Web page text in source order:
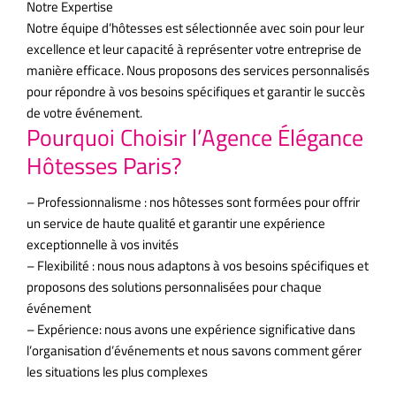
Notre Expertise
Notre équipe d’hôtesses est sélectionnée avec soin pour leur
excellence et leur capacité à représenter votre entreprise de
manière efficace. Nous proposons des services personnalisés
pour répondre à vos besoins spécifiques et garantir le succès
de votre événement.
Pourquoi Choisir l’Agence Élégance
Hôtesses Paris?
– Professionnalisme : nos hôtesses sont formées pour offrir
un service de haute qualité et garantir une expérience
exceptionnelle à vos invités
– Flexibilité : nous nous adaptons à vos besoins spécifiques et
proposons des solutions personnalisées pour chaque
événement
– Expérience: nous avons une expérience significative dans
l’organisation d’événements et nous savons comment gérer
les situations les plus complexes